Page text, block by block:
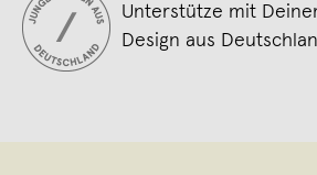
Unterstütze mit
Design aus